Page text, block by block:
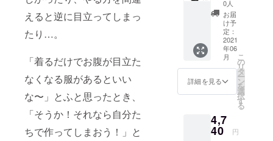
えると逆に目立ってしまっ
たり…。
「着るだけでお腹が目立た
なくなる服があるといい
な〜」とふと思ったとき、
「そうか！それなら自分た
ちで作ってしまおう！」と
タイ
プ
M・L・
届け予
定：
2020年
6月中
お申し
ます。
※皆様の
送料
込）に
て承り
ます。
ラー：
イズは
下記の
けま
す。 ・
体系カ
F】
ZIORIC
H Tシャ
ツ
白 1枚
一般販
売予定
価格
￥4,990
（税・
込）の
とこ
ろ、
0人
お届
け予
定：
2021
年06
月
詳細を見る
こ
の
リ
タ
ー
ン
を
選
択
す
る
4,7
40 円